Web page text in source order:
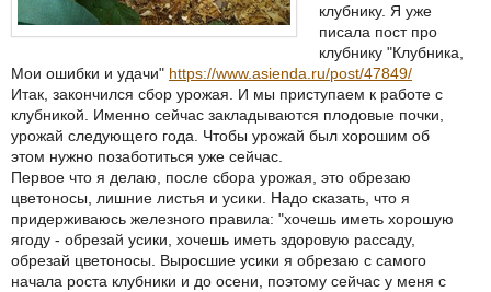
клубнику. Я уже
писала пост про
клубнику "Клубника,
Мои ошибки и удачи" https://www.asienda.ru/post/47849/
Итак, закончился сбор урожая. И мы приступаем к работе с
клубникой. Именно сейчас закладываются плодовые почки,
урожай следующего года. Чтобы урожай был хорошим об
этом нужно позаботиться уже сейчас.
Первое что я делаю, после сбора урожая, это обрезаю
цветоносы, лишние листья и усики. Надо сказать, что я
придерживаюсь железного правила: "хочешь иметь хорошую
ягоду - обрезай усики, хочешь иметь здоровую рассаду,
обрезай цветоносы. Выросшие усики я обрезаю с самого
начала роста клубники и до осени, поэтому сейчас у меня с